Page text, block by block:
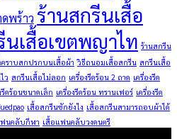
พร้าว ร้านสกรีนเสื้อ
นเสื้อเขตพญาไท ร้านสกรีน
คราบสกปรกบนเสื้อผ้า วิธีถนอมเสื้อสกรีน สกรีนเสื้อ
ว สกรีนเสื้อไม่ลอก เครื่องรีดร้อน 2 ถาด เครื่องรีด
รีดร้อนขนาดเล็ก เครื่องรีดร้อน ทรานเฟอร์ เครื่องรีด
เสื้อสกรีนซักยังไง เสื้อสกรีนสามารถอบผ้าได้
ฟนคลับกีฬา เสื้อแฟนคลับวงดนตรี